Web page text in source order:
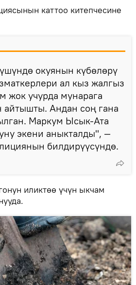
каттоо китепчесине
окуянын күбөлөрү
ал кыз жалгыз
жок учурда мунарага
айтышты. Андан соң гана
Маркум Ысык-Ата
экени аныкталды", —
билдирүүсүндө.
иликтөө үчүн ыкчам